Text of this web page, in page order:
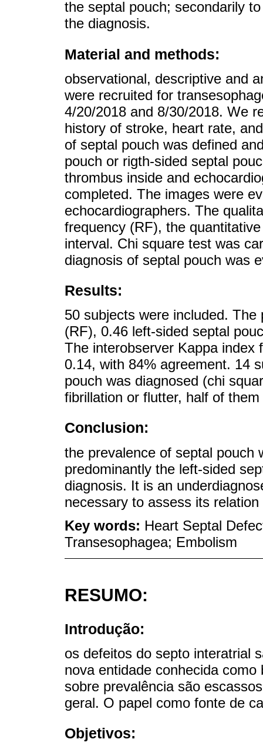
the septal pouch; secondarily
the diagnosis.
Material and methods:
observational, descriptive and
were recruited for
4/20/2018 and 8/30/2018. We
history of stroke, heart rate,
of septal pouch was defined
pouch or rigth-sided septal
thrombus inside and
completed. The images were
echocardiographers. The
frequency (RF), the
interval. Chi square test was
diagnosis of septal pouch was
Results:
50 subjects were included.
(RF), 0.46 left-sided septal
The interobserver Kappa index
0.14, with 84% agreement. 14
pouch was diagnosed (chi
fibrillation or flutter, half of
Conclusion:
the prevalence of septal pouch
predominantly the left-sided
diagnosis. It is an
necessary to assess its
Key words: Heart Septal
Transesophagea; Embolism
RESUMO:
Introdução:
os defeitos do septo interatrial
nova entidade conhecida
sobre prevalência são
geral. O papel como fonte de
Objetivos: